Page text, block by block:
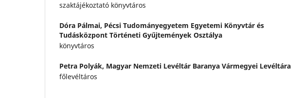
szaktájékoztató könyvtáros
Dóra Pálmai, Pécsi Tudományegyetem Egyetemi Könyvtár és
Tudásközpont Történeti Gyűjtemények Osztálya
könyvtáros
Petra Polyák, Magyar Nemzeti Levéltár Baranya Vármegyei Levéltára
főlevéltáros